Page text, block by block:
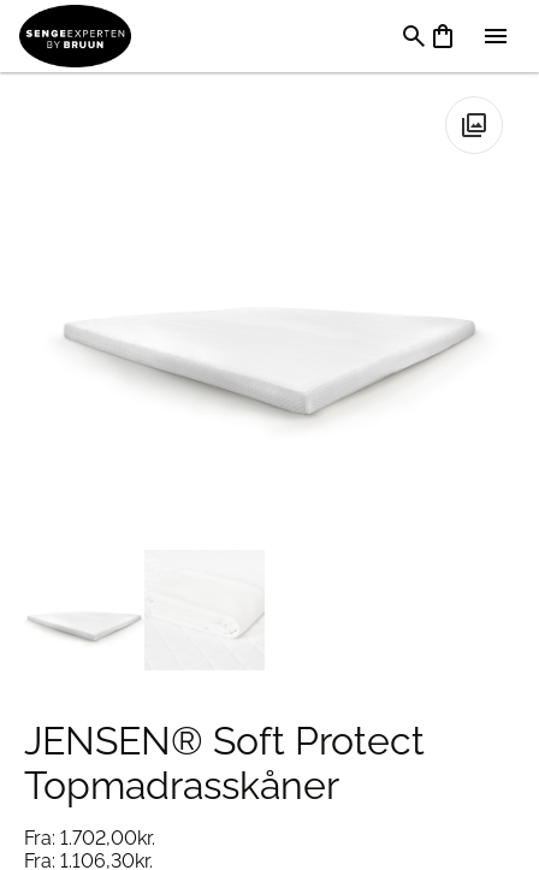
TILBUD → FØDSELSDAG
JENSEN® Soft
Protect Topmadrasskåner
🔍
JENSEN® Soft Protect
Topmadrasskåner
Fra: 1.702,00kr.
Fra: 1.106,30kr.